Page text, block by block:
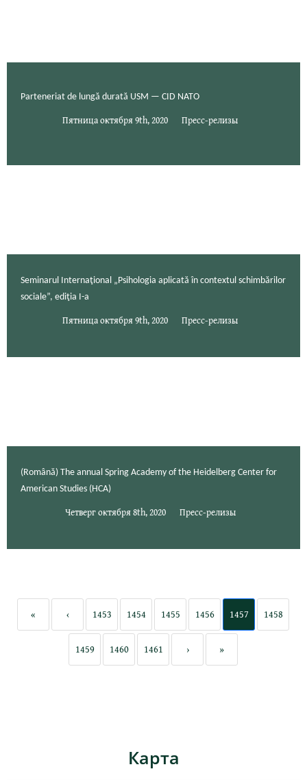
Parteneriat de lungă durată USM — CID NATO
Пятница октября 9th, 2020 Пресс-релизы
Seminarul Internaţional „Psihologia aplicată în contextul schimbărilor
sociale”, ediţia I-a
Пятница октября 9th, 2020 Пресс-релизы
(Română) The annual Spring Academy of the Heidelberg Center for
American Studies (HCA)
Четверг октября 8th, 2020 Пресс-релизы
« ‹ 1453 1454 1455 1456 1457 1458
1459 1460 1461 › »
Карта